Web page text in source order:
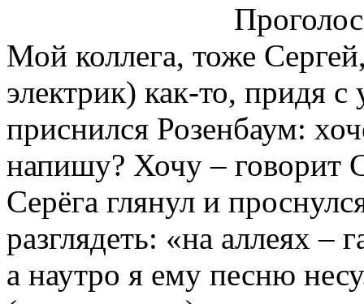
Мой коллега, тоже
электрик) как-то, придя с
приснился Розенбаум:
напишу? Хочу – говорит
Серёга глянул и
разглядеть: «на аллеях –
а наутро я ему песню